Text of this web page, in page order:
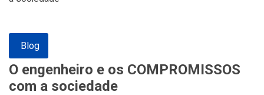
Blog
O engenheiro e os COMPROMISSOS
com a sociedade